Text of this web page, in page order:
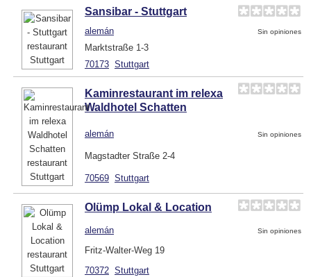
Sansibar - Stuttgart
alemán Sin opiniones
Marktstraße 1-3
70173 Stuttgart
Kaminrestaurant im relexa
Waldhotel Schatten
alemán Sin opiniones
Magstadter Straße 2-4
70569 Stuttgart
Olümp Lokal & Location
alemán Sin opiniones
Fritz-Walter-Weg 19
70372 Stuttgart